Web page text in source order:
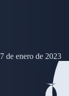
7 de enero de 2023